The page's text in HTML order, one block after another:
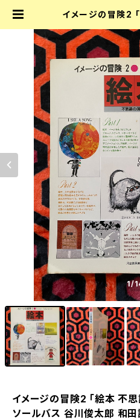
イメージの冒険2
俊太郎 和田誠 寺
る
1/
イメージの冒険2 「絵本 不
ソールバス 谷川俊太郎 和